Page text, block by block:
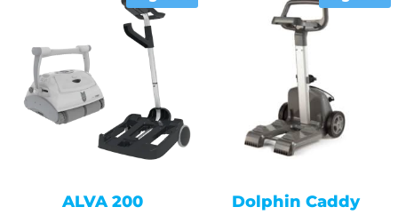
ALVA 200
Dolphin Caddy